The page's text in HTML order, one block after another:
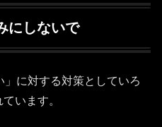
にしないで
」に対する対策としていろ
います。